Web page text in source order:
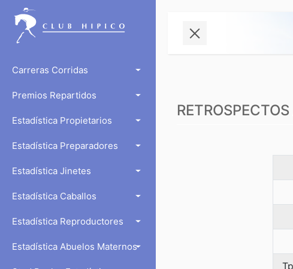
Carreras Corridas
Premios Repartidos
Estadística Propietarios
Estadística Preparadores
Estadística Jinetes
Estadística Caballos
Estadística Reproductores
Estadística Abuelos Maternos